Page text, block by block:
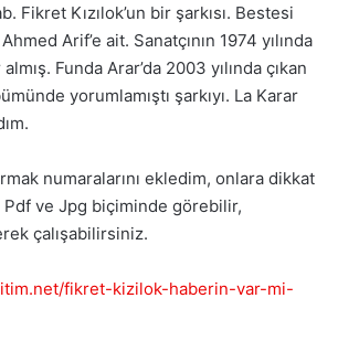
Fikret Kızılok’un bir şarkısı. Bestesi
Arif’e ait. Sanatçının 1974 yılında
Funda Arar’da 2003 yılında çıkan
yorumlamıştı şarkıyı. La Karar
numaralarını ekledim, onlara dikkat
ve Jpg biçiminde görebilir,
çalışabilirsiniz.
fikret-kizilok-haberin-var-mi-